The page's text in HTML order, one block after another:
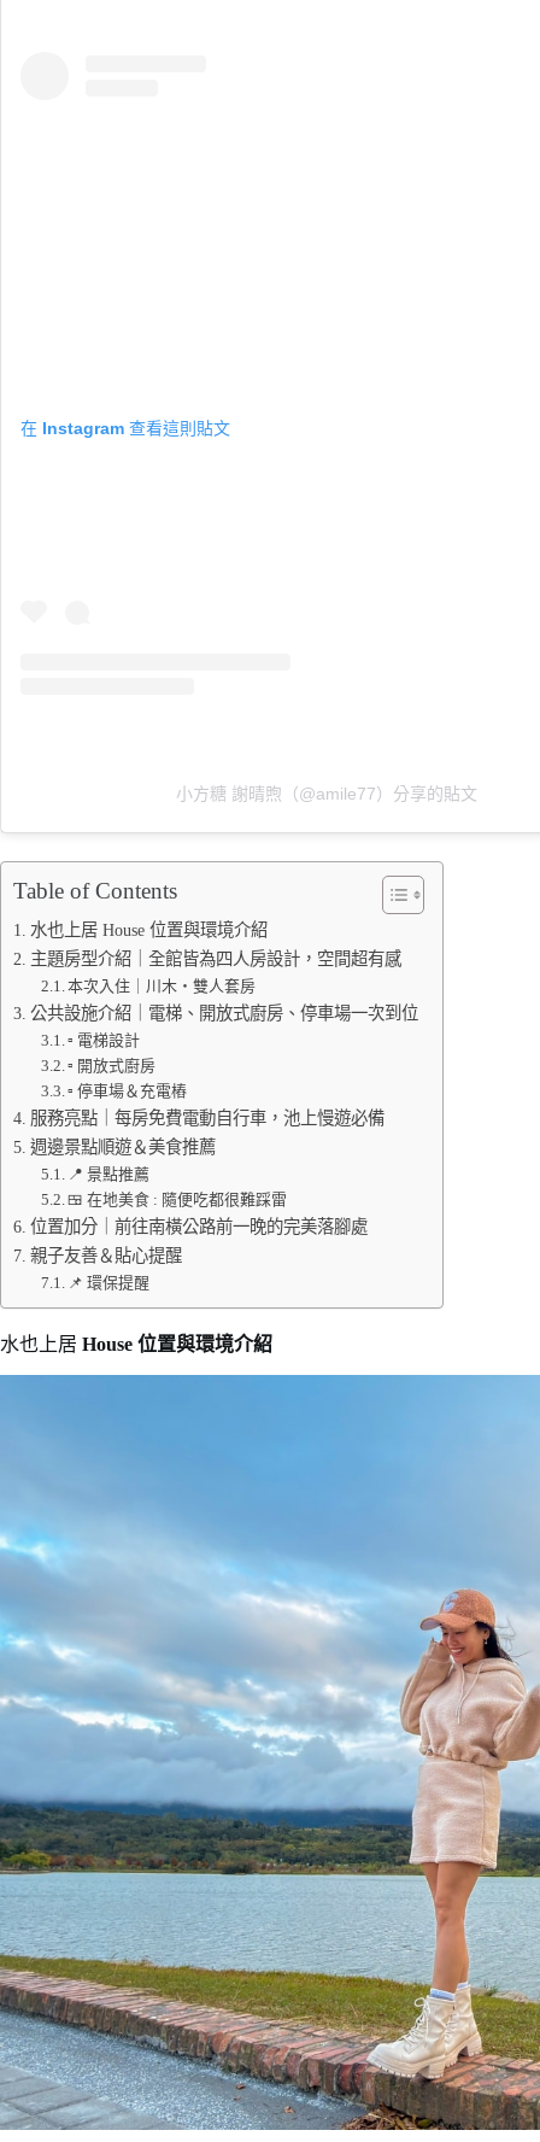
在 Instagram 查看這則貼文
小方糖 謝晴煦（@amile77）分享的貼文
Table of Contents
水也上居 House 位置與環境介紹
主題房型介紹｜全館皆為四人房設計，空間超有感
本次入住｜川木・雙人套房
公共設施介紹｜電梯、開放式廚房、停車場一次到位
▫️ 電梯設計
▫️ 開放式廚房
▫️ 停車場＆充電樁
服務亮點｜每房免費電動自行車，池上慢遊必備
週邊景點順遊＆美食推薦
📍 景點推薦
🍱 在地美食 : 隨便吃都很難踩雷
位置加分｜前往南橫公路前一晚的完美落腳處
親子友善＆貼心提醒
📌 環保提醒
水也上居 House 位置與環境介紹